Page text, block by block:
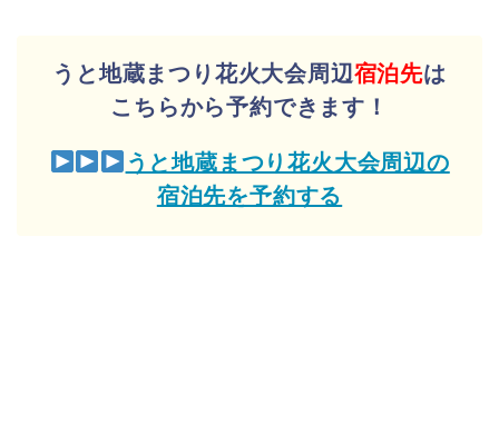
うと地蔵まつり花火大会周辺宿泊先は
こちらから予約できます！
うと地蔵まつり花火大会周辺の
宿泊先を予約する